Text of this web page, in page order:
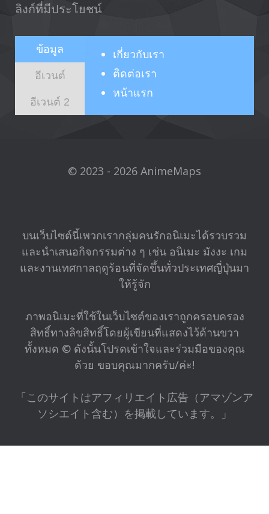
ลิงก์ที่มีประโยชน์
ข้อมูล
อีเวนต์
อีเวนต์ 2
เกี่ยวกับเรา
ติดต่อเรา
หน้าแรก
© 2023 - 2026 AnimeMaps
บนเว็บไซต์นี้เพวกเรากลุ่มคนรักอนิเมะได้รวบรวม
และนำเสนอกิจกรรมต่าง ๆ เช่น อนิเมะ มังงะ เกม
และงานเทศกาลฤดูร้อนที่จัดขึ้นทั่วประเทศญี่ปุ่นมา
ให้รู้จัก
ภาพอนิเมะที่ใช้ในเว็บไซต์ของเราถูกครอบครอง
สิทธิ์ทางลิขสิทธิ์โดยผู้เขียนที่แสดงไว้ด้านขวา
ทั้งหมด © ดังนั้นโปรดเข้าใจและร่วมมือของคุณ
ด้วย ขอบคุณมากครับ/ค่ะ!
「このサイトはアフィリエイト広告（アマゾンア
ソシエイト含む）を掲載しています。」